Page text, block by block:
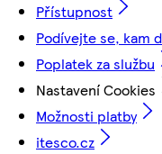
Přístupnost
Podívejte se, kam
Poplatek za službu
Nastavení Cookies
Možnosti platby
itesco.cz